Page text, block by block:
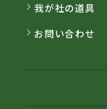
我が社の道具
お問い合わせ